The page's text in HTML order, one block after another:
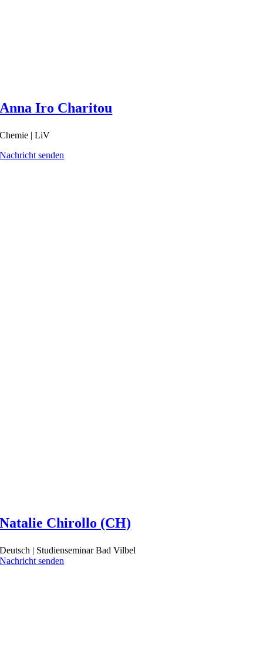
Anna Iro Charitou
Chemie | LiV
Nachricht senden
Natalie Chirollo (CH)
Deutsch | Studienseminar Bad Vilbel
Nachricht senden